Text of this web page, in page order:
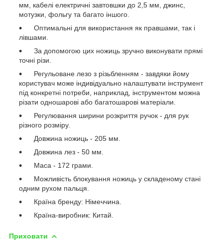
мм, кабелі електричні завтовшки до 2,5 мм, джинс,
мотузки, фольгу та багато іншого.
Оптимальні для використання як правшами, так і
лівшами.
За допомогою цих ножиць зручно виконувати прямі
точні різи.
Регульоване лезо з різьбленням - завдяки йому
користувач може індивідуально налаштувати інструмент
під конкретні потреби, наприклад, інструментом можна
різати одношарові або багатошарові матеріали.
Регулювання ширини розкриття ручок - для рук
різного розміру.
Довжина ножиць - 205 мм.
Довжина лез - 50 мм.
Маса - 172 грами.
Можливість блокування ножиць у складеному стані
одним рухом пальця.
Країна бренду: Німеччина.
Країна-виробник: Китай.
Приховати